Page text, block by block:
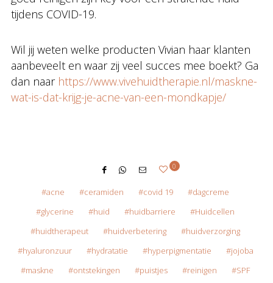
tijdens COVID-19.
Wil jij weten welke producten Vivian haar klanten
aanbeveelt en waar zij veel succes mee boekt? Ga
dan naar https://www.vivehuidtherapie.nl/maskne-
wat-is-dat-krijg-je-acne-van-een-mondkapje/
0
acne ceramiden covid 19
dagcreme
glycerine
huid huidbarriere
Huidcellen
huidtherapeut
huidverbetering
huidverzorging
hyaluronzuur
hydratatie hyperpigmentatie
jojoba
maskne
ontstekingen puistjes reinigen
SPF